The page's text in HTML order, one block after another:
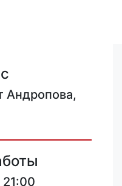
Андропова,